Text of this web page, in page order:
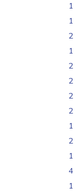
1
1
2
1
2
2
2
2
1
2
1
4
1